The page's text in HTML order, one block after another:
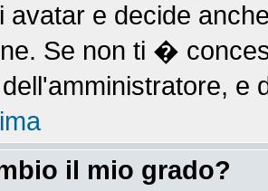
avatar e decide
Se non ti �
e
il mio grado?